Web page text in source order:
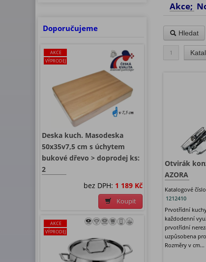
Doporučujeme
AKCE
VÝPRODEJ
Deska kuch. Masodeska
50x35v7,5 cm s úchytem
bukové dřevo > doprodej ks:
2
bez DPH: 1 189 Kč
Koupit
AKCE
VÝPRODEJ
Akce;
Hledat
1
Otvirák
AZORA
Katalogové
1212410
Prvotřídní
každodenní
prvotřídní
uzpůsobena
Rozměry v cm...